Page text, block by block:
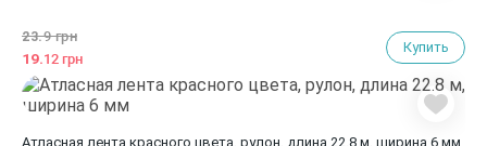
23.9 грн
19.12 грн
Купить
Атласная лента красного цвета, рулон, длина 22.8 м, ширина 6 мм